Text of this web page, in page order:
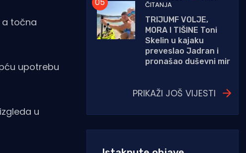
a točna
upotrebu
u
ČITANJA
TRIJUMF VOLJE,
MORA I TIŠINE Toni
Skelin u kajaku
preveslao Jadran i
pronašao duševni mir
PRIKAŽI JOŠ VIJESTI